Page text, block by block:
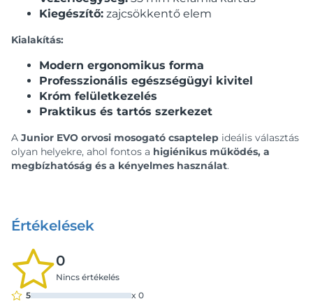
Kiegészítő: zajcsökkentő elem
Kialakítás:
Modern ergonomikus forma
Professzionális egészségügyi kivitel
Króm felületkezelés
Praktikus és tartós szerkezet
A Junior EVO orvosi mosogató csaptelep ideális választás
olyan helyekre, ahol fontos a higiénikus működés, a
megbízhatóság és a kényelmes használat.
Értékelések
0
Nincs értékelés
5
x 0